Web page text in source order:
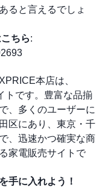
ると言えるでしょ
ちら:
本店は、
トです。豊富な品揃
、多くのユーザーに
区にあり、東京・千
、迅速かつ確実な商
家電販売サイトで
手に入れよう！